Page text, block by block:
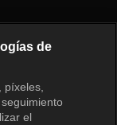
de
píxeles,
el